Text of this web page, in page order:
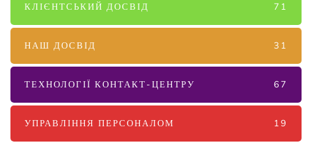
КЛІЄНТСЬКИЙ ДОСВІД 71
НАШ ДОСВІД 31
ТЕХНОЛОГІЇ КОНТАКТ-ЦЕНТРУ 67
УПРАВЛІННЯ ПЕРСОНАЛОМ 19